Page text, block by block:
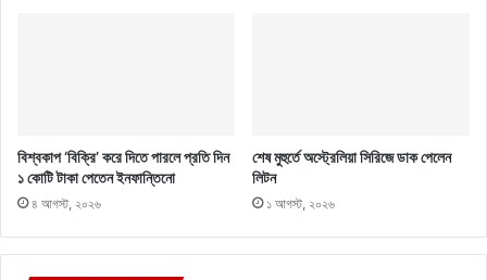
বিশ্বকাপ ‘বিক্রি’ করে দিতে পারলে প্রতি দিন
১ কোটি টাকা পেতেন ইনফান্তিনো
৪ আগস্ট, ২০২৬
শেষ মুহুর্তে অস্ট্রেলিয়া সিরিজে ডাক পেলেন
লিটন
১ আগস্ট, ২০২৬